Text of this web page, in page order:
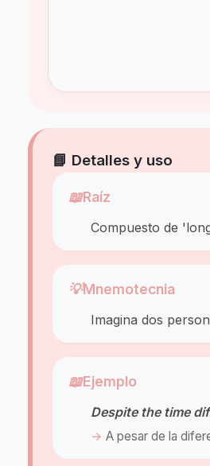
📘 Detalles y uso
📖Raíz
Compuesto de
💡Mnemotecnia
Imagina dos
📖Ejemplo
Despite the time
A pesar de la